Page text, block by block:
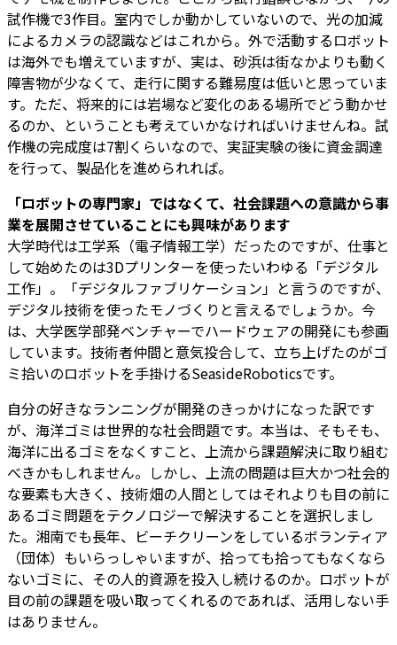
試作機で3作目。室内でしか動かしていないので、光の加減
によるカメラの認識などはこれから。外で活動するロボット
は海外でも増えていますが、実は、砂浜は街なかよりも動く
障害物が少なくて、走行に関する難易度は低いと思っていま
す。ただ、将来的には岩場など変化のある場所でどう動かせ
るのか、ということも考えていかなければいけませんね。試
作機の完成度は7割くらいなので、実証実験の後に資金調達
を行って、製品化を進められれば。
――「ロボットの専門家」ではなくて、社会課題への意識から事
業を展開させていることにも興味があります
大学時代は工学系（電子情報工学）だったのですが、仕事と
して始めたのは3Dプリンターを使ったいわゆる「デジタル
工作」。「デジタルファブリケーション」と言うのですが、
デジタル技術を使ったモノづくりと言えるでしょうか。今
は、大学医学部発ベンチャーでハードウェアの開発にも参画
しています。技術者仲間と意気投合して、立ち上げたのがゴ
ミ拾いのロボットを手掛けるSeasideRoboticsです。
自分の好きなランニングが開発のきっかけになった訳です
が、海洋ゴミは世界的な社会問題です。本当は、そもそも、
海洋に出るゴミをなくすこと、上流から課題解決に取り組む
べきかもしれません。しかし、上流の問題は巨大かつ社会的
な要素も大きく、技術畑の人間としてはそれよりも目の前に
あるゴミ問題をテクノロジーで解決することを選択しまし
た。湘南でも長年、ビーチクリーンをしているボランティア
（団体）もいらっしゃいますが、拾っても拾ってもなくなら
ないゴミに、その人的資源を投入し続けるのか。ロボットが
目の前の課題を吸い取ってくれるのであれば、活用しない手
はありません。